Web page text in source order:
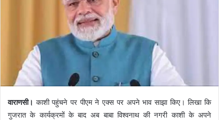
वाराणसी। काशी पहुंचने पर पीएम ने एक्स पर अपने भाव साझा किए। लिखा कि
गुजरात के कार्यक्रमों के बाद अब बाबा विश्वनाथ की नगरी काशी के अपने